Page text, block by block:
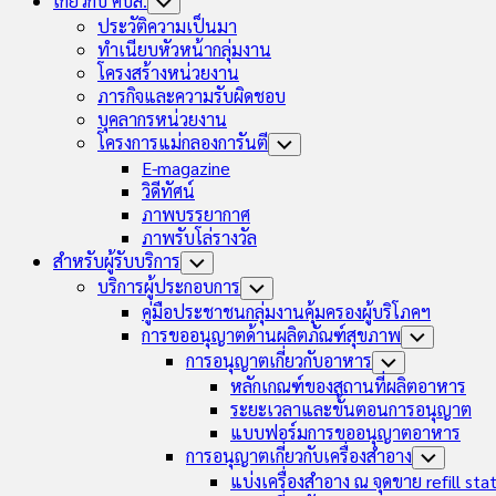
Child
Menu
ประวัติความเป็นมา
ทำเนียบหัวหน้ากลุ่มงาน
โครงสร้างหน่วยงาน
ภารกิจและความรับผิดชอบ
บุคลากรหน่วยงาน
โครงการแม่กลองการันตี Toggle
E-magazine
วิดีทัศน์
ภาพบรรยากาศ
ภาพรับโล่รางวัล
สำหรับผู้รับบริการ Toggle
Child
Menu
บริการผู้ประกอบการ Toggle
Child
Menu
คู่มือประชาชนกลุ่มงานคุ้มครองผู้บริโภคฯ
การขออนุญาตด้านผลิตภัณฑ์สุขภาพ Toggle
การอนุญาตเกี่ยวกับอาหาร Toggle
Child
Menu
หลักเกณฑ์ของสถานที่ผลิตอาหาร
ระยะเวลาและขั้นตอนการอนุญาต
แบบฟอร์มการขออนุญาตอาหาร
การอนุญาตเกี่ยวกับเครื่องสำอาง Toggle
Child
แบ่งเครื่องสำอาง ณ จุดขาย refill